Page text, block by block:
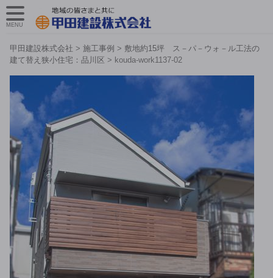
甲田建設株式会社 > 施工事例 > 敷地約15坪 ス－パ－ウォ－ル工法の
建て替え狭小住宅：品川区 > kouda-work1137-02
MENU